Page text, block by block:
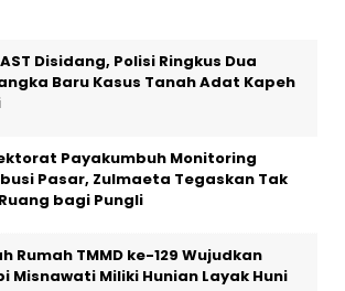
Disidang, Polisi Ringkus Dua
Baru Kasus Tanah Adat Kapeh
Payakumbuh Monitoring
Pasar, Zulmaeta Tegaskan Tak
bagi Pungli
Rumah TMMD ke-129 Wujudkan
Misnawati Miliki Hunian Layak Huni